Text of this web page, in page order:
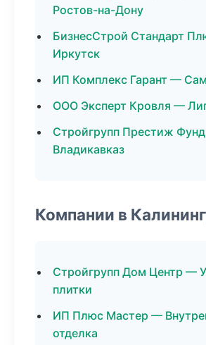
Ростов-на-Дону
БизнесСтрой Стандарт
Иркутск
ИП Комплекс Гарант —
ООО Эксперт Кровля —
Стройгрупп Престиж
Владикавказ
Компании в
Стройгрупп Дом Центр —
плитки
ИП Плюс Мастер —
отделка